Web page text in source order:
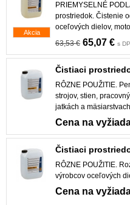
Akcia
PRIEMYSELNÉ
prostriedok. Čistenie
oceľových dielov,
63,53 € 65,07 € s
Čistiaci
RÔZNE POUŽITIE.
strojov, stien,
jatkách a
Cena na
Čistiaci
RÔZNE POUŽITIE.
výrobcov oceľových
Cena na